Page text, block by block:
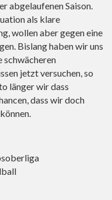
abgelaufenen Saison.
als klare
wollen aber gegen eine
Bislang haben wir uns
schwächeren
jetzt versuchen, so
länger wir dass
dass wir doch